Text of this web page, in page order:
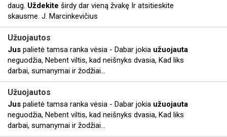
daug. Uždekite širdy dar vieną žvakę Ir atsitieskite
skausme. J. Marcinkevičius
Užuojautos
Jus palietė tamsa ranka vėsia - Dabar jokia užuojauta
neguodžia, Nebent viltis, kad neišnyks dvasia, Kad liks
darbai, sumanymai ir žodžiai...
Užuojautos
Jus palietė tamsa ranka vėsia - Dabar jokia užuojauta
neguodžia, Nebent viltis, kad neišnyks dvasia, Kad liks
darbai, sumanymai ir žodžiai...